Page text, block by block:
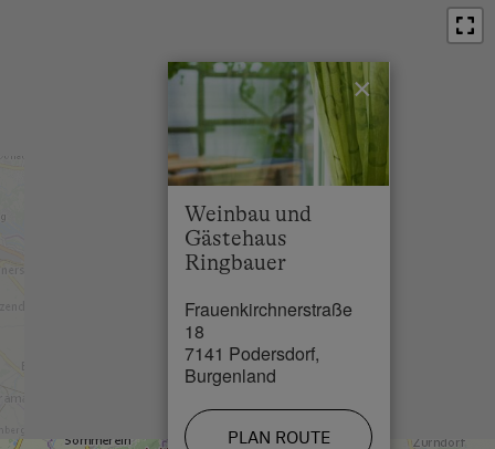
Town / Village Centre in 0.5 km
Restaurant in 0.2 km
Swimming Pool in 5 km
Lake / Pond in 1 km
Weinbau und
Gästehaus
Ringbauer
Frauenkirchnerstraße
18
7141 Podersdorf,
Burgenland
PLAN ROUTE
×